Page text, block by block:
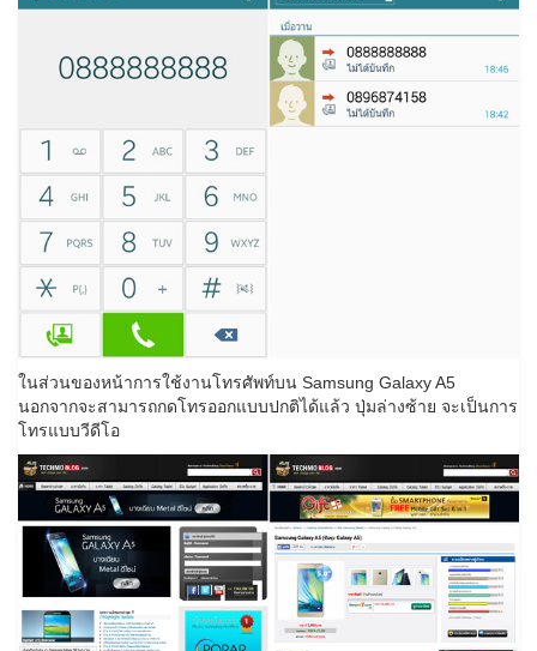
ในส่วนของหน้าการใช้งานโทรศัพท์บน Samsung Galaxy A5
นอกจากจะสามารถกดโทรออกแบบปกติได้แล้ว ปุ่มล่างซ้าย จะเป็นการ
โทรแบบวีดีโอ